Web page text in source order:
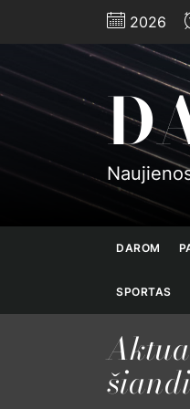
content
2026
DAROM
SPORTAS
Kodėl verta
telefoną
pirkti naują: